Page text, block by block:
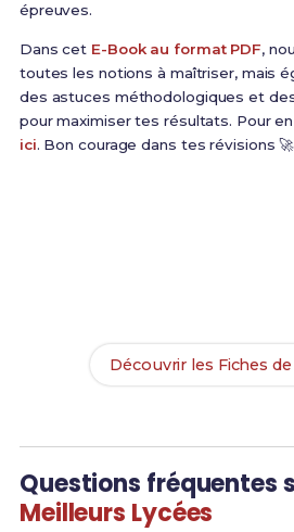
épreuves.
Dans cet E-Book au format PDF,
toutes les notions à maîtriser, mais
des astuces méthodologiques et
pour maximiser tes résultats. Pour
ici. Bon courage dans tes révisions 🚀
Découvrir les Fiches
Questions fréquentes
Meilleurs Lycées